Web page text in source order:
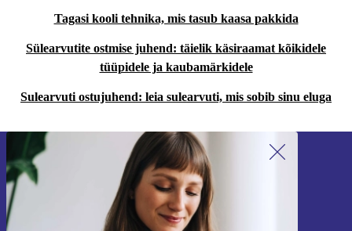
Tagasi kooli tehnika, mis tasub kaasa pakkida
Sülearvutite ostmise juhend: täielik käsiraamat kõikidele
tüüpidele ja kaubamärkidele
Sulearvuti ostujuhend: leia sulearvuti, mis sobib sinu eluga
Liitu meie uudiskirjaga!
Ära jäta enam ühtegi pakkumist vahele.